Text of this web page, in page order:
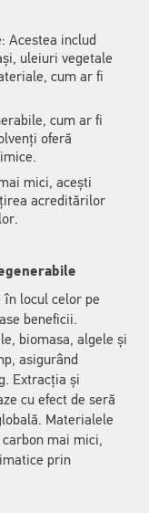
Acestea includ
uleiuri vegetale
cum ar fi
cum ar fi
oferă
mici, acești
acreditărilor
locul celor pe
beneficii.
biomasa, algele și
asigurând
Extracția și
cu efect de seră
Materialele
mai mici,
prin